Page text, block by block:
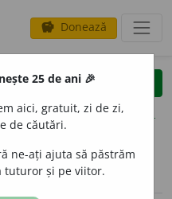
savings Donează
clear
opțiuni
25 de ani 🎉
aici, gratuit, zi de zi,
de căutări.
ne-ați ajuta să păstrăm
tuturor și pe viitor.